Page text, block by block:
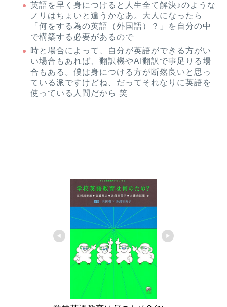
英語を早く身につけると人生全て解決♪のような
ノリはちょいと違うかなあ。大人になったら
「何をする為の英語（外国語）？」を自分の中
で構築する必要があるので
時と場合によって、自分が英語ができる方がい
い場合もあれば、翻訳機やAI翻訳で事足りる場
合もある。僕は身につける方が断然良いと思っ
ている派ですけどね、だってそれなりに英語を
使っている人間だから 笑